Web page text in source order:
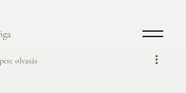
olvasás